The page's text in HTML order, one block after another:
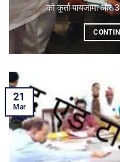
को कुर्ता-पायजामा और
21
Mar